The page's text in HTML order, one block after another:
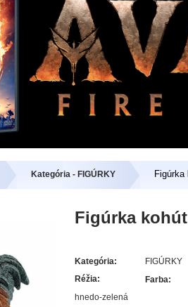
Kategória - FIGÚRKY
Figúrka
Kategória:
FIGÚRKY
Réžia:
Farba:
hnedo-zelená